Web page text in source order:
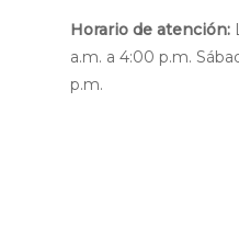
Horario de atención:
a.m. a 4:00 p.m.
p.m.